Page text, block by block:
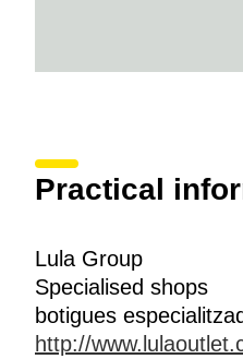
Practical
Lula Group
Specialised shops
botigues
http://